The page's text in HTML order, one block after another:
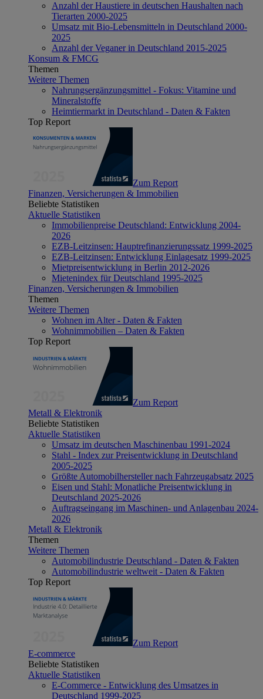
Anzahl der Haustiere in deutschen Haushalten nach
Tierarten 2000-2025
Umsatz mit Bio-Lebensmitteln in Deutschland 2000-
2025
Anzahl der Veganer in Deutschland 2015-2025
Konsum & FMCG
Themen
Weitere Themen
Nahrungsergänzungsmittel - Fokus: Vitamine und
Mineralstoffe
Heimtiermarkt in Deutschland - Daten & Fakten
Top Report
Zum Report
Finanzen, Versicherungen & Immobilien
Beliebte Statistiken
Aktuelle Statistiken
Immobilienpreise Deutschland: Entwicklung 2004-
2026
EZB-Leitzinsen: Hauptrefinanzierungssatz 1999-2025
EZB-Leitzinsen: Entwicklung Einlagesatz 1999-2025
Mietpreisentwicklung in Berlin 2012-2026
Mietenindex für Deutschland 1995-2025
Finanzen, Versicherungen & Immobilien
Themen
Weitere Themen
Wohnen im Alter - Daten & Fakten
Wohnimmobilien – Daten & Fakten
Top Report
Zum Report
Metall & Elektronik
Beliebte Statistiken
Aktuelle Statistiken
Umsatz im deutschen Maschinenbau 1991-2024
Stahl - Index zur Preisentwicklung in Deutschland
2005-2025
Größte Automobilhersteller nach Fahrzeugabsatz 2025
Eisen und Stahl: Monatliche Preisentwicklung in
Deutschland 2025-2026
Auftragseingang im Maschinen- und Anlagenbau 2024-
2026
Metall & Elektronik
Themen
Weitere Themen
Automobilindustrie Deutschland - Daten & Fakten
Automobilindustrie weltweit - Daten & Fakten
Top Report
Zum Report
E-commerce
Beliebte Statistiken
Aktuelle Statistiken
E-Commerce - Entwicklung des Umsatzes in
Deutschland 1999-2025